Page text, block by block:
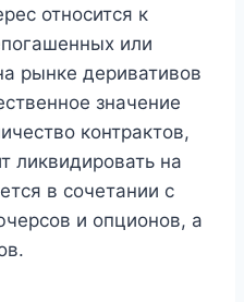
относится к
или
рынке деривативов
значение
контрактов,
ликвидировать на
в сочетании с
и опционов, а